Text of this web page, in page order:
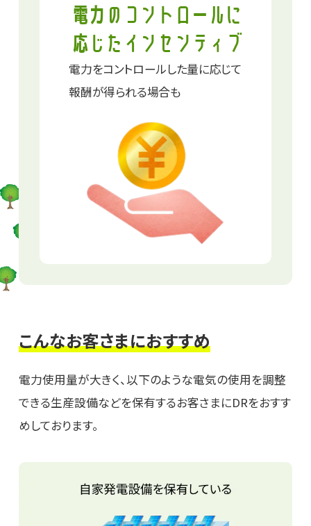
電力のコントロールに
応じた インセンティブ
電力をコントロールした量に応じて
報酬が得られる場合も
こんなお客さまにおすすめ
電力使用量が大きく、以下のような電気の使用を調整
できる生産設備などを保有するお客さまにDRをおすす
めしております。